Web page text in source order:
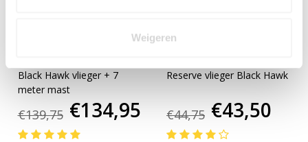
Weigeren
Black Hawk vlieger + 7
meter mast
€139,75 €134,95
Reserve vlieger Black Hawk
€44,75 €43,50